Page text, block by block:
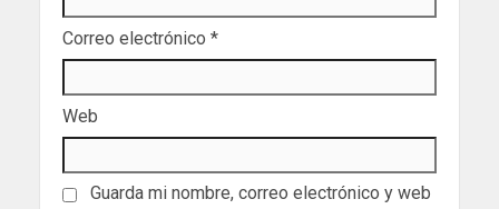
Correo electrónico *
Web
Guarda mi nombre, correo electrónico y web